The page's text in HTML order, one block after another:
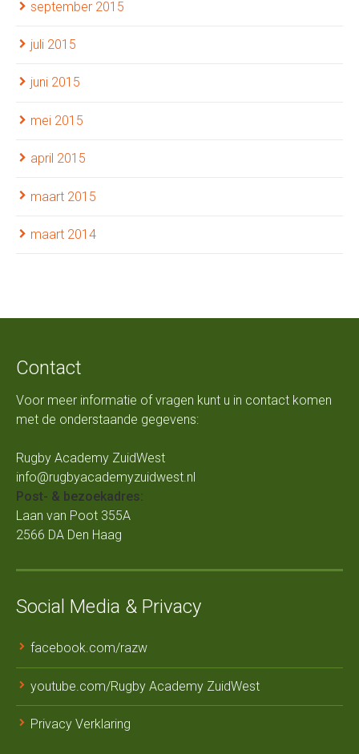
september 2015
juli 2015
juni 2015
mei 2015
april 2015
maart 2015
maart 2014
Contact
Voor meer informatie of vragen kunt u in contact komen
met de onderstaande gegevens:
Rugby Academy ZuidWest
info@rugbyacademyzuidwest.nl
Post- & bezoekadres:
Laan van Poot 355A
2566 DA Den Haag
Social Media & Privacy
facebook.com/razw
youtube.com/Rugby Academy ZuidWest
Privacy Verklaring